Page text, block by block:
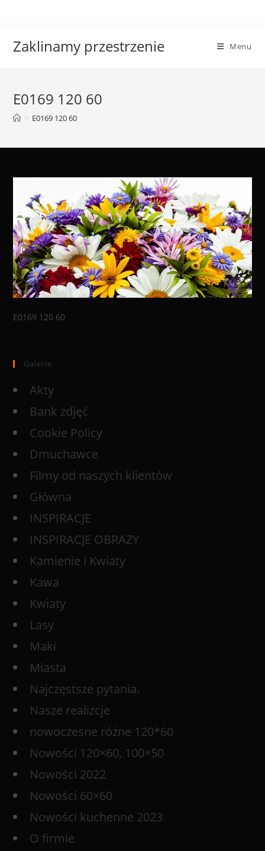
Zaklinamy przestrzenie Menu
E0169 120 60
> E0169 120 60
E0169 120 60
Galerie
Akty
Bank zdjęć
Cookie Policy
Dmuchawce
Filmy od naszych klientów
Główna
INSPIRACJE
INSPIRACJE OBRAZY
Kamienie i Kwiaty
Kawa
Kwiaty
Lasy
Maki
Miasta
Najczęstsze pytania.
Nasze realizcje
nowoczesne różne 120*60
Nowości 120×60, 100×50
Nowości 2022
Nowości 60×60
Nowości kuchenne 2023
O firmie